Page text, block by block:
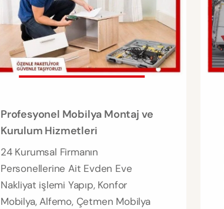
Profesyonel Mobilya Montaj ve
Kurulum Hizmetleri
24 Kurumsal Firmanın
Personellerine Ait Evden Eve
Nakliyat işlemi Yapıp, Konfor
Mobilya, Alfemo, Çetmen Mobilya